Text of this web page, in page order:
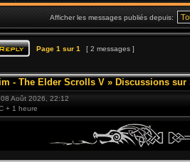
Afficher les messages publiés depuis:
Page 1 sur 1 [ 2 messages ]
- The Elder Scrolls V » Discussions sur
Août 2026, 22:12
+ 1 heure